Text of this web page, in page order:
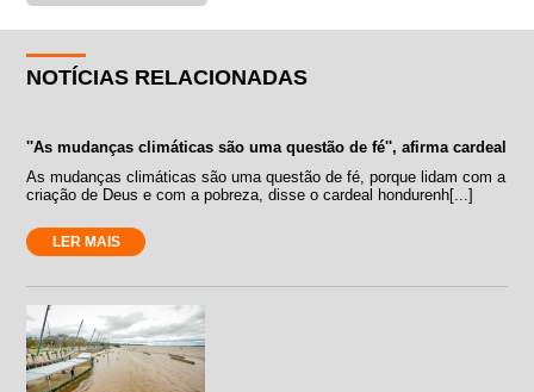
NOTÍCIAS RELACIONADAS
''As mudanças climáticas são uma questão de fé'', afirma cardeal
As mudanças climáticas são uma questão de fé, porque lidam com a
criação de Deus e com a pobreza, disse o cardeal hondurenh[...]
LER MAIS